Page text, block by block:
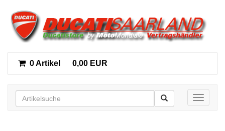
0 Artikel 0,00 EUR
Toggle